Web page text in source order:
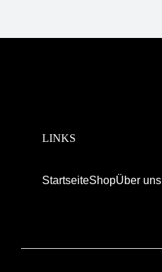
LINKS
StartseiteShopÜber uns